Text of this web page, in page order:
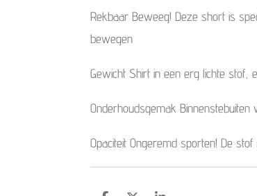
Rekbaar Beweeg! Deze short is
bewegen
Gewicht Shirt in een erg lichte stof,
Onderhoudsgemak Binnenstebuiten
Opaciteit Ongeremd sporten! De